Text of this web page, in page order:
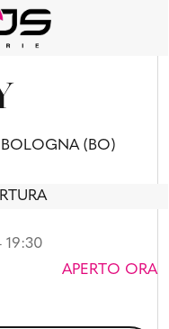
(BO)
19:30
APERTO ORA